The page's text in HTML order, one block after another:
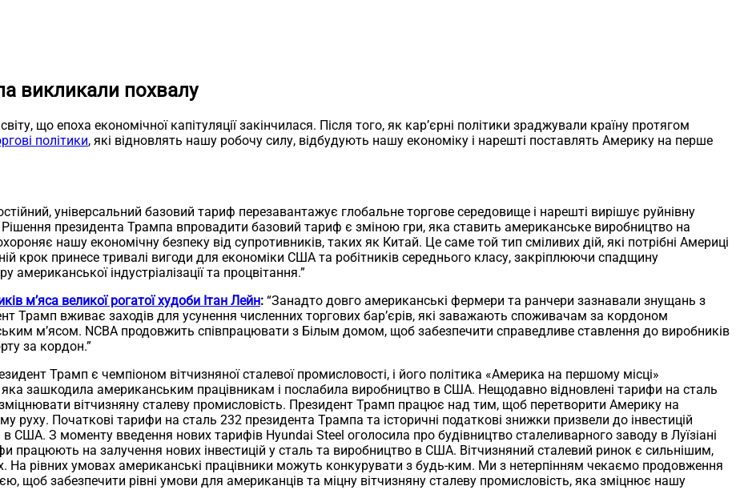
викликали похвалу
що епоха економічної капітуляції закінчилася. Після того, як кар’єрні політики зраджували країну протягом
політики, які відновлять нашу робочу силу, відбудують нашу економіку і нарешті поставлять Америку на перше
універсальний базовий тариф перезавантажує глобальне торгове середовище і нарешті вирішує руйнівну
Рішення президента Трампа впровадити базовий тариф є зміною гри, яка ставить американське виробництво на
нашу економічну безпеку від супротивників, таких як Китай. Це саме той тип сміливих дій, які потрібні Америці
крок принесе тривалі вигоди для економіки США та робітників середнього класу, закріплюючи спадщину
індустріалізації та процвітання.”
м’яса великої рогатої худоби Ітан Лейн: “Занадто довго американські фермери та ранчери зазнавали знущань з
Трамп вживає заходів для усунення численних торгових бар’єрів, які заважають споживачам за кордоном
м’ясом. NCBA продовжить співпрацювати з Білым домом, щоб забезпечити справедливе ставлення до виробників
за кордон.”
Трамп є чемпіоном вітчизняної сталевої промисловості, і його політика «Америка на першому місці»
зашкодила американським працівникам і послабила виробництво в США. Нещодавно відновлені тарифи на сталь
вітчизняну сталеву промисловість. Президент Трамп працює над тим, щоб перетворити Америку на
руху. Початкові тарифи на сталь 232 президента Трампа та історичні податкові знижки призвели до інвестицій
США. З моменту введення нових тарифів Hyundai Steel оголосила про будівництво сталеливарного заводу в Луїзіані
працюють на залучення нових інвестицій у сталь та виробництво в США. Вітчизняний сталевий ринок є сильнішим,
На рівних умовах американські працівники можуть конкурувати з будь-ким. Ми з нетерпінням чекаємо продовження
щоб забезпечити рівні умови для американців та міцну вітчизняну сталеву промисловість, яка зміцнює нашу